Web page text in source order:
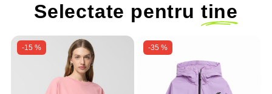
Selectate pentru tine
-15 % -35 %